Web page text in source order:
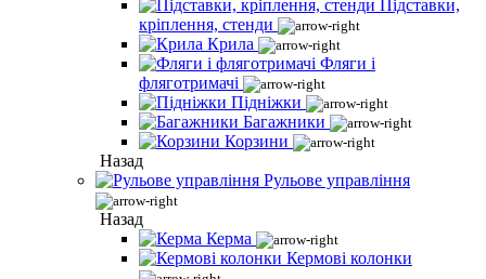
Підставки,
кріплення, стенди
Крила
Фляги і
фляготримачі
Підніжки
Багажники
Корзини
Назад
Рульове управління
Назад
Керма
Кермові колонки